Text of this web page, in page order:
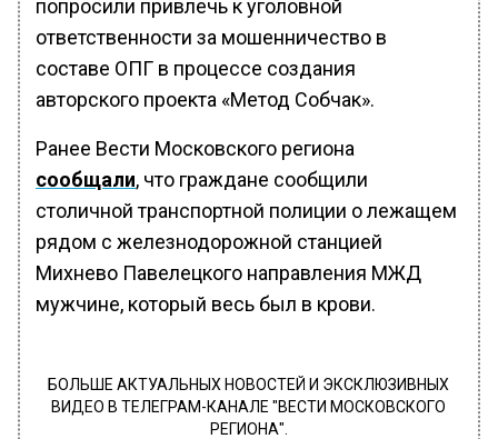
попросили привлечь к уголовной
ответственности за мошенничество в
составе ОПГ в процессе создания
авторского проекта «Метод Собчак».
Ранее Вести Московского региона
сообщали, что граждане сообщили
столичной транспортной полиции о лежащем
рядом с железнодорожной станцией
Михнево Павелецкого направления МЖД
мужчине, который весь был в крови.
БОЛЬШЕ АКТУАЛЬНЫХ НОВОСТЕЙ И ЭКСКЛЮЗИВНЫХ
ВИДЕО В ТЕЛЕГРАМ-КАНАЛЕ "ВЕСТИ МОСКОВСКОГО
РЕГИОНА".